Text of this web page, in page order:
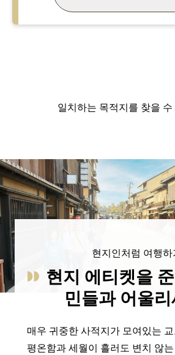
일치하는 목적지를 찾을
현지인처럼 여행하
현지 에티켓을
민들과 어울
매우 귀중한 사적지가 모여있는
평온함과 세월이 흘러도 변치 않